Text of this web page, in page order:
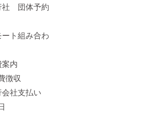
団体予約
ト組み合わ
内
徴収
社支払い